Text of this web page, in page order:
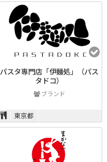
パスタ専門店「伊麺処」（パス
タドコ）
ブランド
東京都